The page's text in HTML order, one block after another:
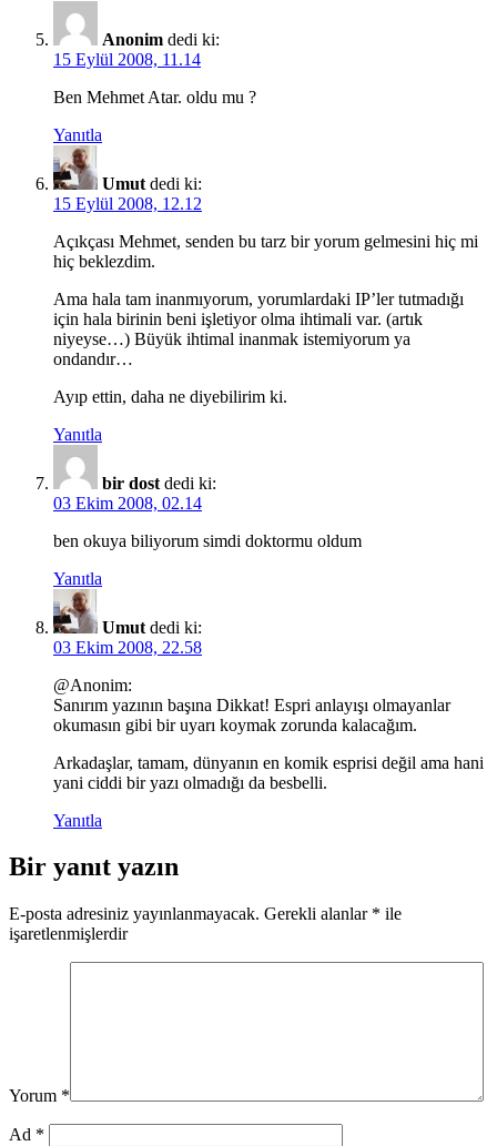
Anonim dedi ki:
15 Eylül 2008, 11.14
Ben Mehmet Atar. oldu mu ?
Yanıtla
Umut dedi ki:
15 Eylül 2008, 12.12
Açıkçası Mehmet, senden bu tarz bir yorum gelmesini hiç mi
hiç beklezdim.
Ama hala tam inanmıyorum, yorumlardaki IP’ler tutmadığı
için hala birinin beni işletiyor olma ihtimali var. (artık
niyeyse…) Büyük ihtimal inanmak istemiyorum ya
ondandır…
Ayıp ettin, daha ne diyebilirim ki.
Yanıtla
bir dost dedi ki:
03 Ekim 2008, 02.14
ben okuya biliyorum simdi doktormu oldum
Yanıtla
Umut dedi ki:
03 Ekim 2008, 22.58
@Anonim:
Sanırım yazının başına Dikkat! Espri anlayışı olmayanlar
okumasın gibi bir uyarı koymak zorunda kalacağım.
Arkadaşlar, tamam, dünyanın en komik esprisi değil ama hani
yani ciddi bir yazı olmadığı da besbelli.
Yanıtla
Bir yanıt yazın
E-posta adresiniz yayınlanmayacak. Gerekli alanlar * ile
işaretlenmişlerdir
Yorum *
Ad *